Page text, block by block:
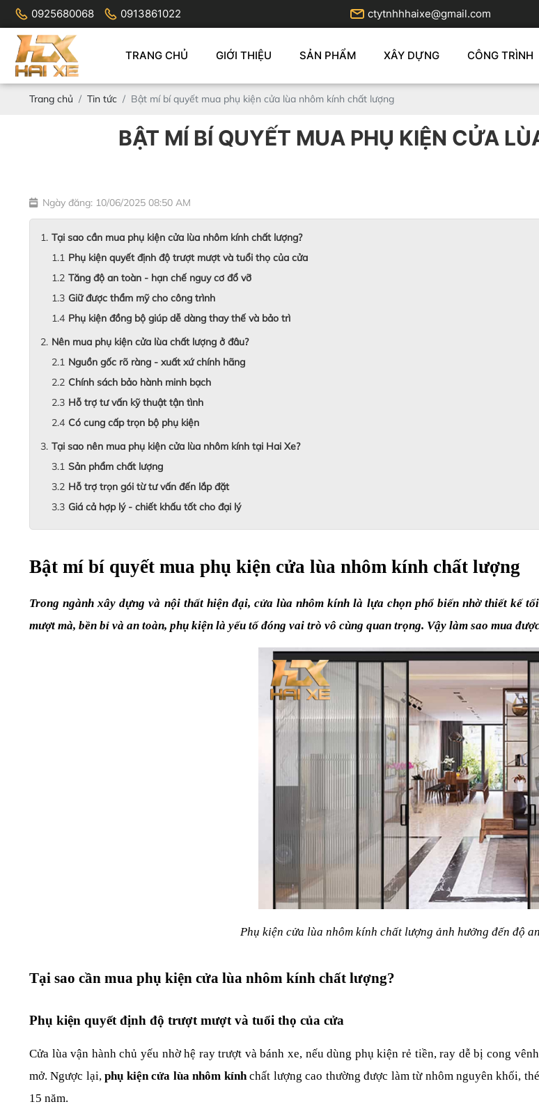
0925680068 0913861022 ctytnhhhaixe@gmail.com
TRANG CHỦ GIỚI THIỆU SẢN PHẨM XÂY DỰNG CÔNG TRÌNH
Trang chủ Tin tức Bật mí bí quyết mua phụ kiện cửa lùa nhôm kính chất lượng
BẬT MÍ BÍ QUYẾT MUA PHỤ KIỆN CỬA
Ngày đăng: 10/06/2025 08:50 AM
Tại sao cần mua phụ kiện cửa lùa nhôm kính chất lượng?
Phụ kiện quyết định độ trượt mượt và tuổi thọ của cửa
Tăng độ an toàn - hạn chế nguy cơ đổ vỡ
Giữ được thẩm mỹ cho công trình
Phụ kiện đồng bộ giúp dễ dàng thay thế và bảo trì
Nên mua phụ kiện cửa lùa chất lượng ở đâu?
Nguồn gốc rõ ràng - xuất xứ chính hãng
Chính sách bảo hành minh bạch
Hỗ trợ tư vấn kỹ thuật tận tình
Có cung cấp trọn bộ phụ kiện
Tại sao nên mua phụ kiện cửa lùa nhôm kính tại Hai Xe?
Sản phẩm chất lượng
Hỗ trợ trọn gói từ tư vấn đến lắp đặt
Giá cả hợp lý - chiết khấu tốt cho đại lý
Bật mí bí quyết mua phụ kiện cửa lùa nhôm kính chất lượng
Trong ngành xây dựng và nội thất hiện đại, cửa lùa nhôm kính là lựa chọn phổ biến nhờ thiết kế
mượt mà, bền bỉ và an toàn, phụ kiện là yếu tố đóng vai trò vô cùng quan trọng. Vậy làm sao mua
Phụ kiện cửa lùa nhôm kính chất lượng ảnh hưởng đến độ
Tại sao cần mua phụ kiện cửa lùa nhôm kính chất lượng?
Phụ kiện quyết định độ trượt mượt và tuổi thọ của cửa
Cửa lùa vận hành chủ yếu nhờ hệ ray trượt và bánh xe, nếu dùng phụ kiện rẻ tiền, ray dễ bị cong
mở. Ngược lại, phụ kiện cửa lùa nhôm kính chất lượng cao thường được làm từ nhôm nguyên khối,
15 năm.